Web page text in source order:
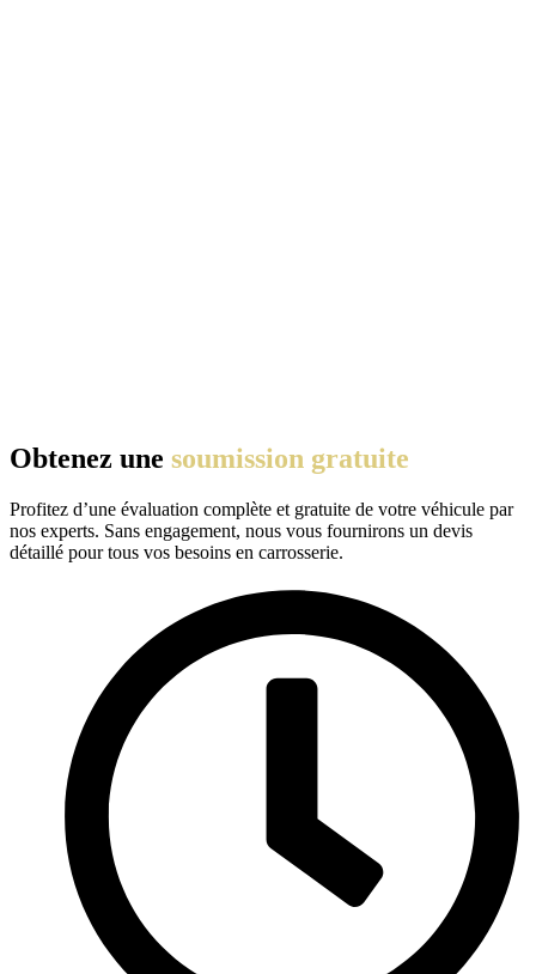
Obtenez une soumission gratuite
Profitez d’une évaluation complète et gratuite de votre véhicule par
nos experts. Sans engagement, nous vous fournirons un devis
détaillé pour tous vos besoins en carrosserie.